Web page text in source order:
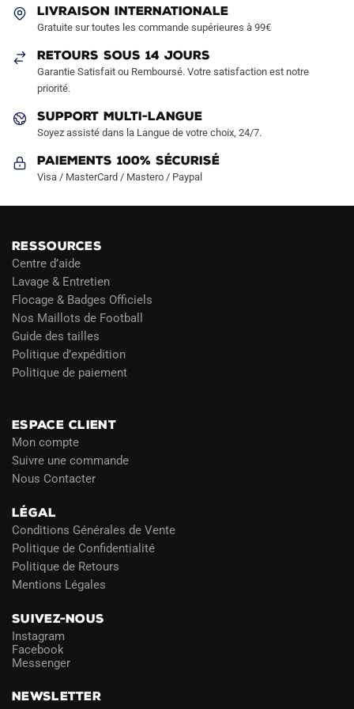
être
choisies
sur
page
produit
LIVRAISON INTERNATIONALE
Gratuite sur toutes les commande supérieures à 99€
RETOURS SOUS 14 JOURS
Garantie Satisfait ou Remboursé. Votre satisfaction est notre
priorité.
SUPPORT MULTI-LANGUE
Soyez assisté dans la Langue de votre choix, 24/7.
Paiements 100% Sécurisé
Visa / MasterCard / Mastero / Paypal
RESSOURCES
Centre d’aide
Lavage & Entretien
Flocage & Badges Officiels
Nos Maillots de Football
Guide des tailles
Politique d’expédition
Politique de paiement
ESPACE CLIENT
Mon compte
Suivre une commande
Nous Contacter
LÉGAL
Conditions Générales de Vente
Politique de Confidentialité
Politique de Retours
Mentions Légales
SUIVEZ-NOUS
Instagram
Facebook
Messenger
NEWSLETTER